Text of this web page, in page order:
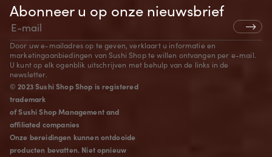
Abonneer u op onze nieuwsbrief
Door uw e-mailadres op te geven, verklaart u informatie en
marketingaanbiedingen van Sushi Shop te willen ontvangen per e-mail.
U kunt op elk ogenblik uitschrijven met behulp van de links in de
newsletter.
© 2023 Sushi Shop Shop is registered
trademark
of Sushi Shop Management and
affiliated companies
Onze bereidingen kunnen ontdooide
producten bevatten. Niet opnieuw